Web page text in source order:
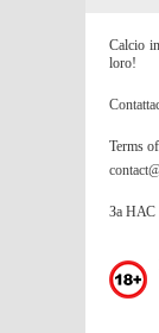
Calcio
loro!
Terms
За НАС